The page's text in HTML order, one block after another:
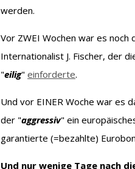
werden.
Vor ZWEI Wochen war es
Internationalist J. Fischer, der
"eilig"einforderte.
Und vor EINER Woche war es
der "aggressiv" ein
garantierte (=bezahlte)
Und nur wenige Tage nach